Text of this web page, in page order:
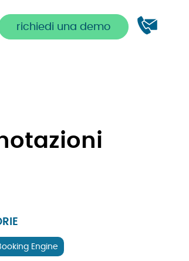
richiedi una demo
Engine